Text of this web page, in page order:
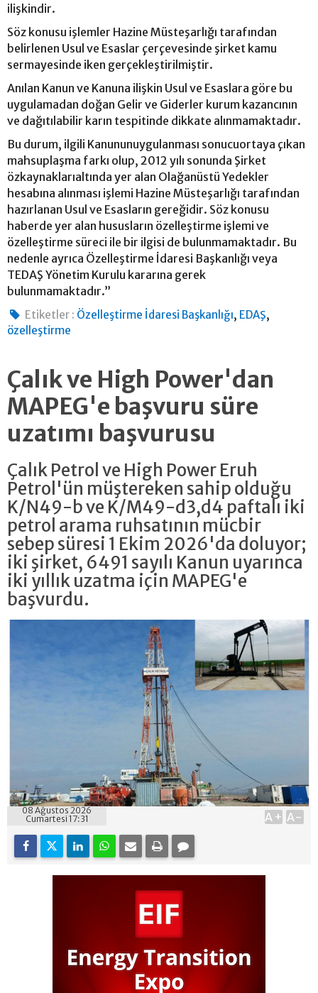
ilişkindir.
Söz konusu işlemler Hazine Müsteşarlığı tarafından
belirlenen Usul ve Esaslar çerçevesinde şirket kamu
sermayesinde iken gerçekleştirilmiştir.
Anılan Kanun ve Kanuna ilişkin Usul ve Esaslara göre bu
uygulamadan doğan Gelir ve Giderler kurum kazancının
ve dağıtılabilir karın tespitinde dikkate alınmamaktadır.
Bu durum, ilgili Kanununuygulanması sonucuortaya çıkan
mahsuplaşma farkı olup, 2012 yılı sonunda Şirket
özkaynaklarıaltında yer alan Olağanüstü Yedekler
hesabına alınması işlemi Hazine Müsteşarlığı tarafından
hazırlanan Usul ve Esasların gereğidir. Söz konusu
haberde yer alan hususların özelleştirme işlemi ve
özelleştirme süreci ile bir ilgisi de bulunmamaktadır. Bu
nedenle ayrıca Özelleştirme İdaresi Başkanlığı veya
TEDAŞ Yönetim Kurulu kararına gerek
bulunmamaktadır.”
Etiketler : Özelleştirme İdaresi Başkanlığı, EDAŞ,
özelleştirme
Çalık ve High Power'dan
MAPEG'e başvuru süre
uzatımı başvurusu
Çalık Petrol ve High Power Eruh
Petrol'ün müştereken sahip olduğu
K/N49-b ve K/M49-d3,d4 paftalı iki
petrol arama ruhsatının mücbir
sebep süresi 1 Ekim 2026'da doluyor;
iki şirket, 6491 sayılı Kanun uyarınca
iki yıllık uzatma için MAPEG'e
başvurdu.
08 Ağustos 2026
Cumartesi 17:31
A+ A-